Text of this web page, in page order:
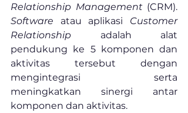
Relationship Management
Software atau aplikasi Customer
Relationship adalah alat
pendukung ke 5 komponen dan
aktivitas tersebut dengan
mengintegrasi serta
meningkatkan sinergi antar
komponen dan aktivitas.